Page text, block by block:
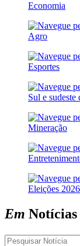
Economia
Agro
Esportes
Sul e sudeste
Mineração
Eleições 2026
Em Notícias